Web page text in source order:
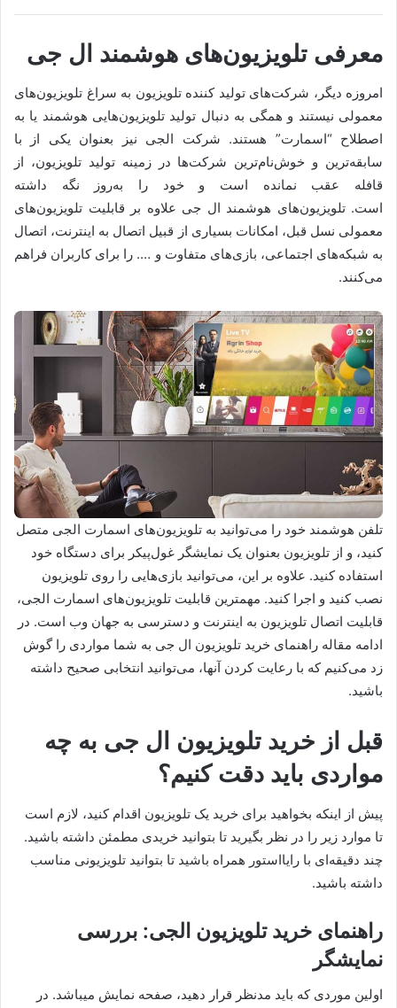
معرفی تلویزیون‌های هوشمند ال‌ جی
امروزه دیگر، شرکت‌های تولید کننده تلویزیون به سراغ تلویزیون‌های
معمولی نیستند و همگی به دنبال تولید تلویزیون‌هایی هوشمند یا به
اصطلاح “اسمارت” هستند. شرکت الجی نیز بعنوان یکی از با
سابقه‌ترین و خوش‌نام‌ترین شرکت‌ها در زمینه تولید تلویزیون، از
قافله عقب نمانده است و خود را به‌روز نگه داشته
است. تلویزیون‌های هوشمند ال‌ جی علاوه بر قابلیت تلویزیون‌های
معمولی نسل قبل، امکانات بسیاری از قبیل اتصال به اینترنت، اتصال
به شبکه‌های اجتماعی، بازی‌های متفاوت و …. را برای کاربران فراهم
می‌کنند.
تلفن هوشمند خود را می‌توانید به تلویزیون‌های اسمارت الجی متصل
کنید، و از تلویزیون بعنوان یک نمایشگر غول‌پیکر برای دستگاه خود
استفاده کنید. علاوه بر این، می‌توانید بازی‎‌هایی را روی تلویزیون
نصب کنید و اجرا کنید. مهمترین قابلیت تلویزیون‌های اسمارت الجی،
قابلیت اتصال تلویزیون به اینترنت و دسترسی به جهان وب است. در
ادامه مقاله راهنمای خرید تلویزیون ال‌ جی به شما مواردی را گوش
زد می‌کنیم که با رعایت کردن آنها، می‌توانید انتخابی صحیح داشته
باشید.
قبل از خرید تلویزیون ال‌ جی به چه
مواردی باید دقت کنیم؟
پیش از اینکه بخواهید برای خرید یک تلویزیون اقدام کنید، لازم است
تا موارد زیر را در نظر بگیرید تا بتوانید خریدی مطمئن داشته باشید.
چند دقیقه‌ای با رایااستور همراه باشید تا بتوانید تلویزیونی مناسب
داشته باشید.
راهنمای خرید تلویزیون الجی: بررسی
نمایشگر
اولین موردی که باید مدنظر قرار دهید، صفحه نمایش میباشد. در